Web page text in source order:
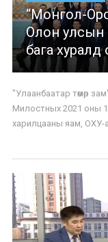
“Монгол-
Олон
бага
"Улаанбаатар төмөр
Милостных 2021 оны
харилцааны яам, ОХУ-